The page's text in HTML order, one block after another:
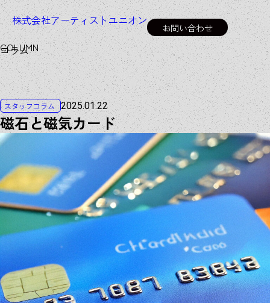
株式会社アーティストユニオン
お問い合わせ
コラム
COLUMN
スタッフコラム 2025.01.22
磁石と磁気カード